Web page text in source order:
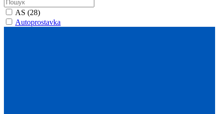
AS (28)
Autoprostavka